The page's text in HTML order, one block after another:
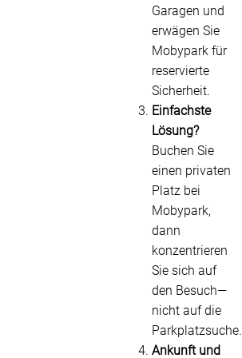
Garagen und
erwägen Sie
Mobypark für
reservierte
Sicherheit.
Einfachste
Lösung?
Buchen Sie
einen privaten
Platz bei
Mobypark,
dann
konzentrieren
Sie sich auf
den Besuch—
nicht auf die
Parkplatzsuche.
Ankunft und